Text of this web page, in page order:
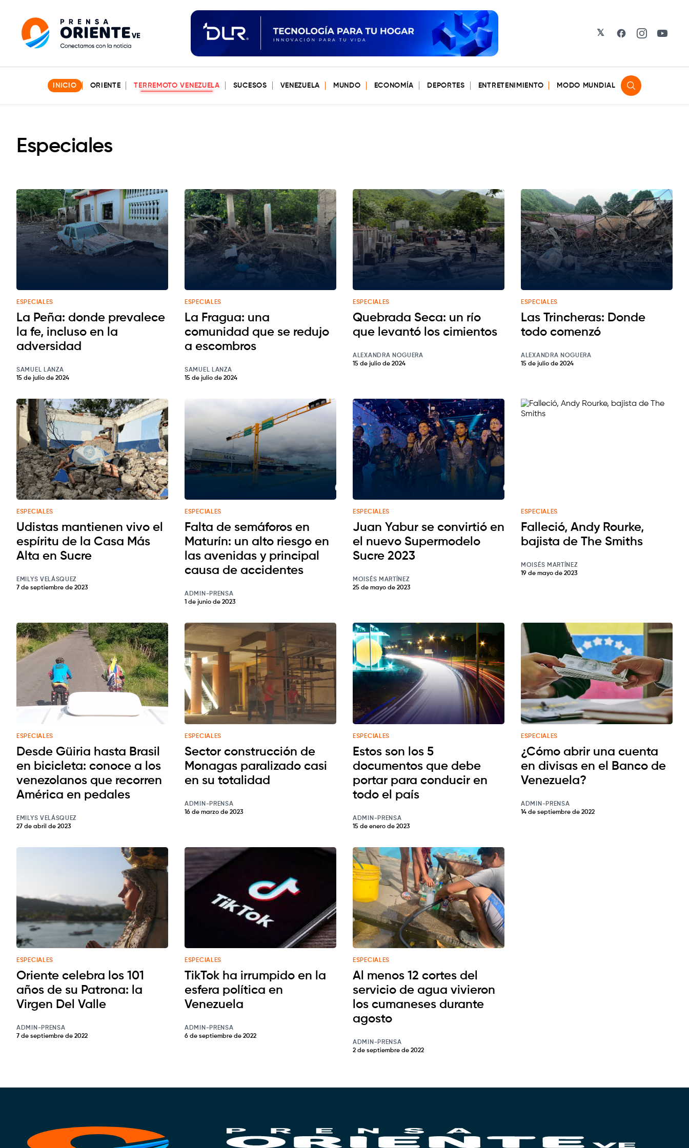
𝕏 Facebook
Instagram
INICIO ORIENTE TERREMOTO VENEZUELA SUCESOS VENEZUELA MUNDO ECONOMÍA DEPORTES ENTRETENIMIENTO MODO MUNDIAL
Especiales
ESPECIALES
La Peña: donde prevalece
la fe, incluso en la
adversidad
SAMUEL LANZA
15 de julio de 2024
ESPECIALES
La Fragua: una
comunidad que se redujo
a escombros
SAMUEL LANZA
15 de julio de 2024
ESPECIALES
Quebrada Seca: un río
que levantó los cimientos
ALEXANDRA NOGUERA
15 de julio de 2024
ESPECIALES
Las Trincheras: Donde
todo comenzó
ALEXANDRA NOGUERA
15 de julio de 2024
ESPECIALES
Udistas mantienen vivo el
espíritu de la Casa Más
Alta en Sucre
EMILYS VELÁSQUEZ
7 de septiembre de 2023
ESPECIALES
Falta de semáforos en
Maturín: un alto riesgo en
las avenidas y principal
causa de accidentes
ADMIN-PRENSA
1 de junio de 2023
ESPECIALES
Juan Yabur se convirtió en
el nuevo Supermodelo
Sucre 2023
MOISÉS MARTÍNEZ
25 de mayo de 2023
ESPECIALES
Falleció, Andy Rourke,
bajista de The Smiths
MOISÉS MARTÍNEZ
19 de mayo de 2023
ESPECIALES
Desde Güiria hasta Brasil
en bicicleta: conoce a los
venezolanos que recorren
América en pedales
EMILYS VELÁSQUEZ
27 de abril de 2023
ESPECIALES
Sector construcción de
Monagas paralizado casi
en su totalidad
ADMIN-PRENSA
16 de marzo de 2023
ESPECIALES
Estos son los 5
documentos que debe
portar para conducir en
todo el país
ADMIN-PRENSA
15 de enero de 2023
ESPECIALES
¿Cómo abrir una cuenta
en divisas en el Banco de
Venezuela?
ADMIN-PRENSA
14 de septiembre de 2022
ESPECIALES
Oriente celebra los 101
años de su Patrona: la
Virgen Del Valle
ADMIN-PRENSA
7 de septiembre de 2022
ESPECIALES
TikTok ha irrumpido en la
esfera política en
Venezuela
ADMIN-PRENSA
6 de septiembre de 2022
ESPECIALES
Al menos 12 cortes del
servicio de agua vivieron
los cumaneses durante
agosto
ADMIN-PRENSA
2 de septiembre de 2022